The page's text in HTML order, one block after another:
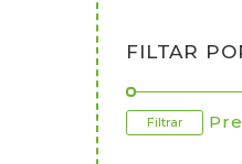
FILTAR
Filtrar